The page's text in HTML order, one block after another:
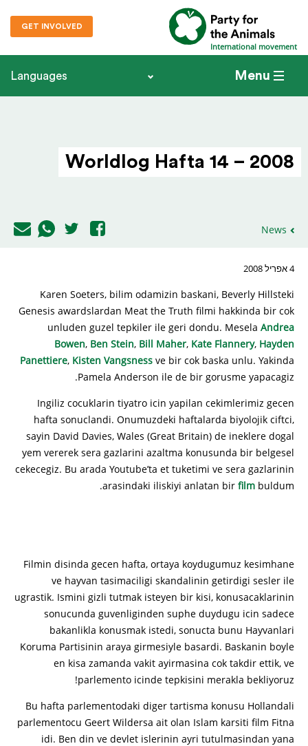
International movement
GET INVOLVED
Menu
Languages
Worldlog Hafta 14 – 2008
News
4 אפריל 2008
Karen Soeters, bilim odamizin baskani, Beverly Hillsteki
Genesis awardslardan Meat the Truth filmi hakkinda bir cok
unluden guzel tepkiler ile geri dondu. Mesela Andrea
Bowen, Ben Stein, Bill Maher, Kate Flannery, Hayden
Panettiere, Kisten Vangsness ve bir cok baska unlu. Yakinda
Pamela Anderson ile de bir gorusme yapacagiz.
Ingiliz cocuklarin tiyatro icin yapilan cekimlerimiz gecen
hafta sonuclandi. Onumuzdeki haftalarda biyolojik ciftci,
sayin David Davies, Wales (Great Britain) de ineklere dogal
yem vererek sera gazlarini azaltma konusunda bir belgesel
cekecegiz. Bu arada Youtube’ta et tuketimi ve sera gazlarinin
arasindaki iliskiyi anlatan bir film buldum.
Filmin disinda gecen hafta, ortaya koydugumuz kesimhane
ve hayvan tasimaciligi skandalinin getirdigi sesler ile
ugrastik. Ismini gizli tutmak isteyen bir kisi, konusacaklarinin
sonucunda guvenliginden suphe duydugu icin sadece
bakanlikla konusmak istedi, sonucta bunu Hayvanlari
Koruma Partisinin araya girmesiyle basardi. Baskanin boyle
en kisa zamanda vakit ayirmasina cok takdir ettik, ve
parlemento icinde tepkisini merakla bekliyoruz!
Bu hafta parlementodaki diger tartisma konusu Hollandali
parlementocu Geert Wildersa ait olan Islam karsiti film Fitna
idi. Ben din ve devlet islerinin ayri tutulmasindan yana